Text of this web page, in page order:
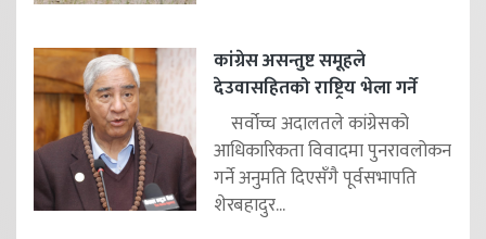
कांग्रेस असन्तुष्ट समूहले
देउवासहितको राष्ट्रिय भेला गर्ने
सर्वोच्च अदालतले कांग्रेसको
आधिकारिकता विवादमा पुनरावलोकन
गर्ने अनुमति दिएसँगै पूर्वसभापति
शेरबहादुर...